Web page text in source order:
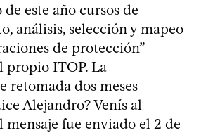
este año cursos de
análisis, selección y mapeo
de protección”
propio ITOP. La
retomada dos meses
Alejandro? Venís al
mensaje fue enviado el 2 de